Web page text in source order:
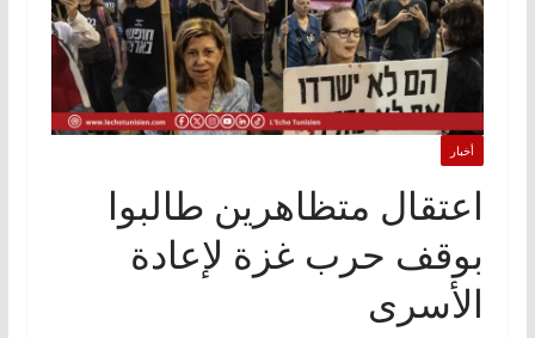
أخبار
اعتقال متظاهرين طالبوا
بوقف حرب غزة لإعادة
الأسرى